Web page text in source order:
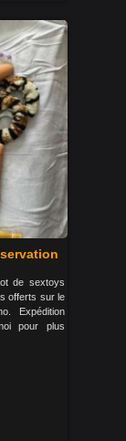
de sextoys
offerts sur le
Expédition
pour plus